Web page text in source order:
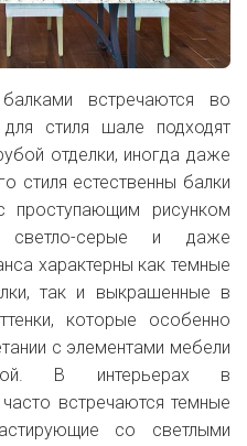
встречаются во
стиля шале подходят
отделки, иногда даже
стиля естественны балки
проступающим рисунком
светло-серые и даже
характерны как темные
так и выкрашенные в
которые особенно
с элементами мебели
В интерьерах в
встречаются темные
со светлыми